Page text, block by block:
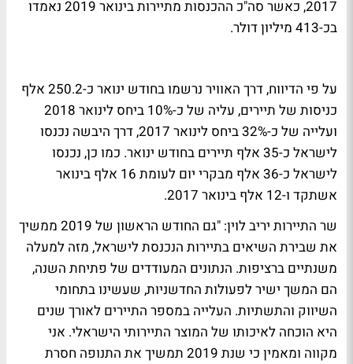
2017, כאשר סה"כ ההכנסות מתיירות בינואר 2019 נאמדו
בכ-413 מיליון דולר.
על פי הדיווח, דרך האוויר נרשמו בחודש ינואר כ-250.2 אלף
כניסות של תיירים, עליה של כ-10% ביחס לינואר 2018
ועלייה של כ-32% ביחס לינואר 2017, דרך היבשה נכנסו
לישראל כ-35 אלף תיירים בחודש ינואר. כמו כן, נכנסו
לישראל כ-36 אלף מבקרי יום לעומת 16 אלף בינואר
אשתקד ו-12 אלף בינואר 2017.
שר התיירות יריב לוין: "גם החודש הראשון של 2019 ממשיך
את שבירת השיאים בתיירות הנכנסת לישראל, מזה למעלה
משנתיים ברציפות. הנתונים המעודדים של פתיחת השנה,
הם המשך ישיר לפעולות החדשניות, שעשינו בתחומי
השיווק והתשתיות. העלייה במספר התיירים לאורך שנים
היא הוכחה לאיכותו של המוצר התיירותי הישראלי. אני
מקווה ומאמין כי שנת 2019 תמשיך את התנופה חסרת